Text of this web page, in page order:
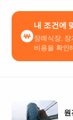
내 조건에
장례식장,
비용을 확인
원